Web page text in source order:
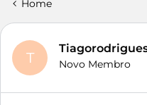
Home
T Novo Membro